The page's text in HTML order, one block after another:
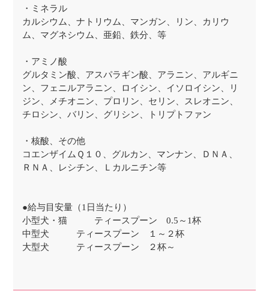
・ミネラル
カルシウム、ナトリウム、マンガン、リン、カリウ
ム、マグネシウム、亜鉛、鉄分、等
・アミノ酸
グルタミン酸、アスパラギン酸、アラニン、アルギニ
ン、フェニルアラニン、ロイシン、イソロイシン、リ
ジン、メチオニン、プロリン、セリン、スレオニン、
チロシン、バリン、グリシン、トリプトファン
・核酸、その他
コエンザイムＱ１０、グルカン、マンナン、ＤＮＡ、
ＲＮＡ、レシチン、Ｌカルニチン等
●給与目安量（1日当たり）
小型犬・猫 ティースプーン 0.5～1杯
中型犬 ティースプーン １～２杯
大型犬 ティースプーン ２杯～